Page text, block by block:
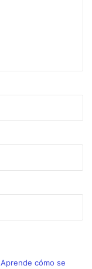
Aprende cómo se